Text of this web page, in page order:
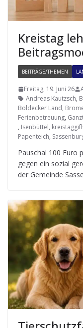
Kreis­tag
BEITRÄGE/THEMEN
Freitag, 19. Juni 26
Andreas Kautzsch,
Boldecker Land,
Ferienbetreuung,
, Isenbüttel,
Papenteich,
Pau­schal 100 Euro
gegen ein sozial
der Gemeinde